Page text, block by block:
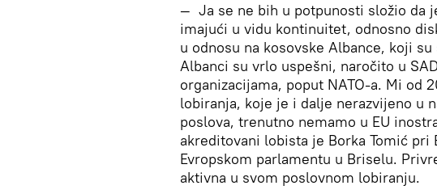
— Ja se ne bih u potpunosti složio da
imajući u vidu kontinuitet, odnosno
u odnosu na kosovske Albance, koji
Albanci su vrlo uspešni, naročito u
organizacijama, poput NATO-a. Mi od
lobiranja, koje je i dalje nerazvijeno u
poslova, trenutno nemamo u EU
akreditovani lobista je Borka Tomić
Evropskom parlamentu u Briselu.
aktivna u svom poslovnom lobiranju.